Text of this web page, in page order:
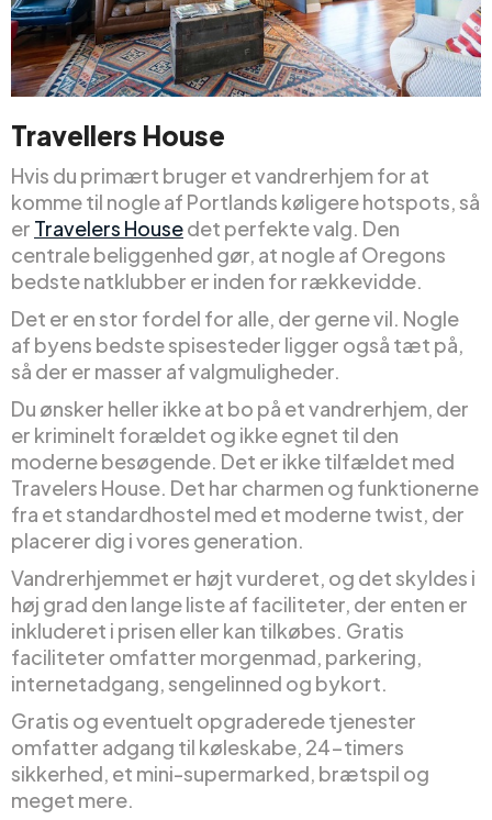
Travellers House
Hvis du primært bruger et vandrerhjem for at
komme til nogle af Portlands køligere hotspots, så
er Travelers Housedet perfekte valg. Den
centrale beliggenhed gør, at nogle af Oregons
bedste natklubber er inden for rækkevidde.
Det er en stor fordel for alle, der gerne vil. Nogle
af byens bedste spisesteder ligger også tæt på,
så der er masser af valgmuligheder.
Du ønsker heller ikke at bo på et vandrerhjem, der
er kriminelt forældet og ikke egnet til den
moderne besøgende. Det er ikke tilfældet med
Travelers House. Det har charmen og funktionerne
fra et standardhostel med et moderne twist, der
placerer dig i vores generation.
Vandrerhjemmet er højt vurderet, og det skyldes i
høj grad den lange liste af faciliteter, der enten er
inkluderet i prisen eller kan tilkøbes. Gratis
faciliteter omfatter morgenmad, parkering,
internetadgang, sengelinned og bykort.
Gratis og eventuelt opgraderede tjenester
omfatter adgang til køleskabe, 24-timers
sikkerhed, et mini-supermarked, brætspil og
meget mere.